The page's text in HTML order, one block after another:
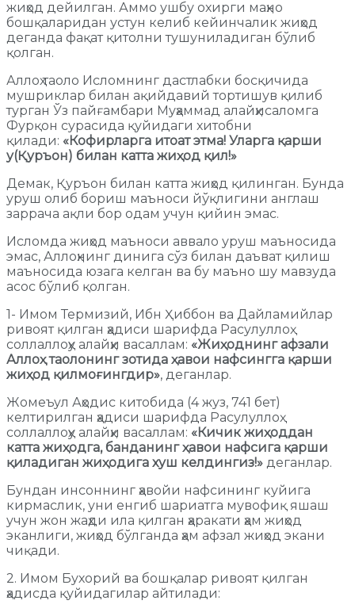
жиҳод дейилган. Аммо ушбу охирги маҳно
бошқаларидан устун келиб кейинчалик жиҳод
деганда фақат қитолни тушуниладиган бўлиб
қолган.
Аллоҳ таоло Исломнинг дастлабки босқичида
мушриклар билан ақийдавий тортишув қилиб
турган Ўз пайғамбари Муҳаммад алайҳисаломга
Фурқон сурасида қуйидаги хитобни
қилади: «Кофирларга итоат этма! Уларга қарши
у(Қуръон) билан катта жиҳод қил!»
Демак, Қуръон билан катта жиҳод қилинган. Бунда
уруш олиб бориш маъноси йўқлигини англаш
заррача ақли бор одам учун қийин эмас.
Исломда жиҳод маъноси аввало уруш маъносида
эмас, Аллоҳнинг динига сўз билан даъват қилиш
маъносида юзага келган ва бу маъно шу мавзуда
асос бўлиб қолган.
1- Имом Термизий, Ибн Ҳиббон ва Дайламийлар
ривоят қилган ҳадиси шарифда Расулуллоҳ
соллаллоҳу алайҳи васаллам: «Жиҳоднинг афзали
Аллоҳ таолонинг зотида ҳавои нафсингга қарши
жиҳод қилмоғингдир», деганлар.
Жомеъул Аҳодис китобида (4 жуз, 741 бет)
келтирилган ҳадиси шарифда Расулуллоҳ
соллаллоҳу алайҳи васаллам: «Кичик жиҳоддан
катта жиҳодга, банданинг ҳавои нафсига қарши
қиладиган жиҳодига хуш келдингиз!» деганлар.
Бундан инсоннинг ҳавойи нафсининг куйига
кирмаслик, уни енгиб шариатга мувофиқ яшаш
учун жон жаҳди ила қилган ҳаракати ҳам жиҳод
эканлиги, жиҳод бўлганда ҳам афзал жиҳод экани
чиқади.
2. Имом Бухорий ва бошқалар ривоят қилган
ҳадисда қуйидагилар айтилади: